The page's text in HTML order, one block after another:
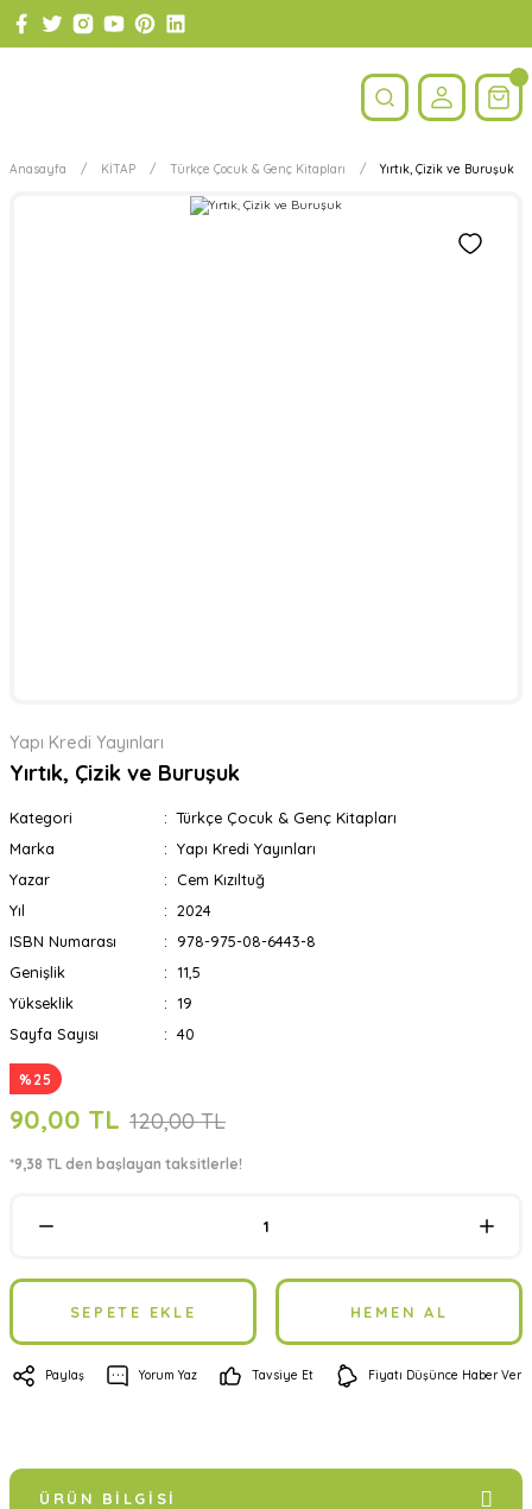
Anasayfa KİTAP Türkçe Çocuk & Genç Kitapları Yırtık, Çizik ve Buruşuk
Yapı Kredi Yayınları
Yırtık, Çizik ve Buruşuk
Kategori
Türkçe Çocuk & Genç Kitapları
Marka
Yapı Kredi Yayınları
Yazar
Cem Kızıltuğ
Yıl
2024
ISBN Numarası
978-975-08-6443-8
Genişlik
11,5
Yükseklik
19
Sayfa Sayısı
40
%25
90,00 TL 120,00 TL
*9,38 TL den başlayan taksitlerle!
SEPETE EKLE HEMEN AL
Paylaş Yorum Yaz Tavsiye Et Fiyatı Düşünce Haber Ver
ÜRÜN BILGISI